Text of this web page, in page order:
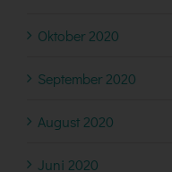
Oktober 2020
September 2020
August 2020
Juni 2020